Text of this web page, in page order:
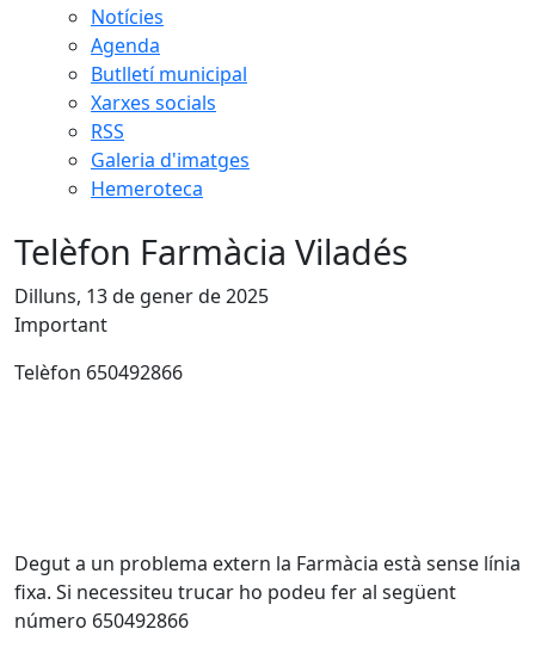
Notícies
Agenda
Butlletí municipal
Xarxes socials
RSS
Galeria d'imatges
Hemeroteca
Telèfon Farmàcia Viladés
Dilluns, 13 de gener de 2025
Important
Telèfon 650492866
Degut a un problema extern la Farmàcia està sense línia
fixa. Si necessiteu trucar ho podeu fer al següent
número 650492866